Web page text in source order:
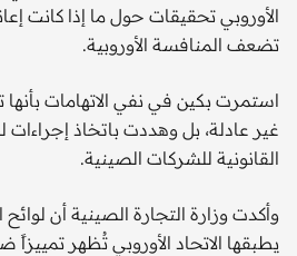
الأوروبي تحقيقات حول ما إذا كانت
تضعف المنافسة الأوروبية.
استمرت بكين في نفي الاتهامات
غير عادلة، بل وهددت باتخاذ
القانونية للشركات الصينية.
يطبقها الاتحاد الأوروبي تُظهر